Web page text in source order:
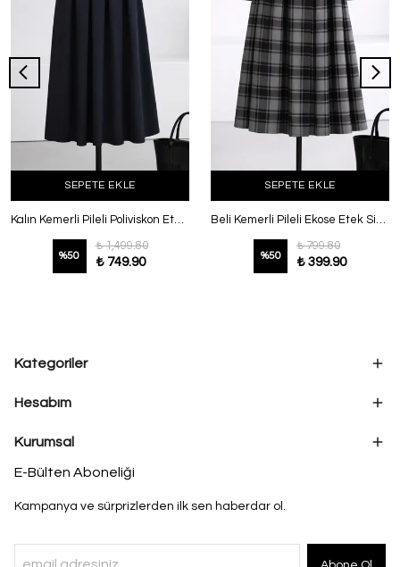
SEPETE EKLE
Kalın Kemerli Pileli Poliviskon Etek Lacivert
%50
₺ 1,499.80
₺ 749.90
SEPETE EKLE
Beli Kemerli Pileli Ekose Etek Siyah Füme
%50
₺ 799.80
₺ 399.90
Kategoriler
Hesabım
Kurumsal
E-Bülten Aboneliği
Kampanya ve sürprizlerden ilk sen haberdar ol.